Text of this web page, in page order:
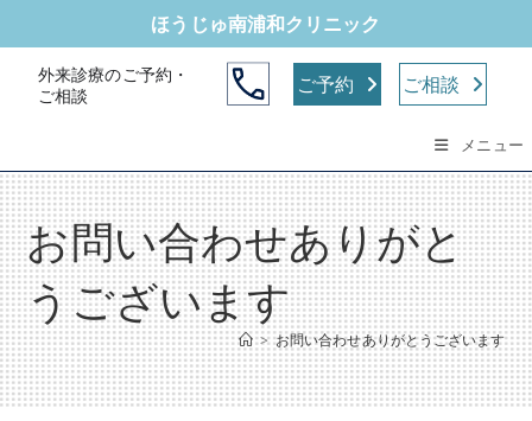
ス
キ
ッ
プ
ほうじゅ南浦和クリニック
外来診療のご予約・
ご相談
ご予約 ご相談
メニュー
お問い合わせありがと
うございます
> お問い合わせありがとうございます